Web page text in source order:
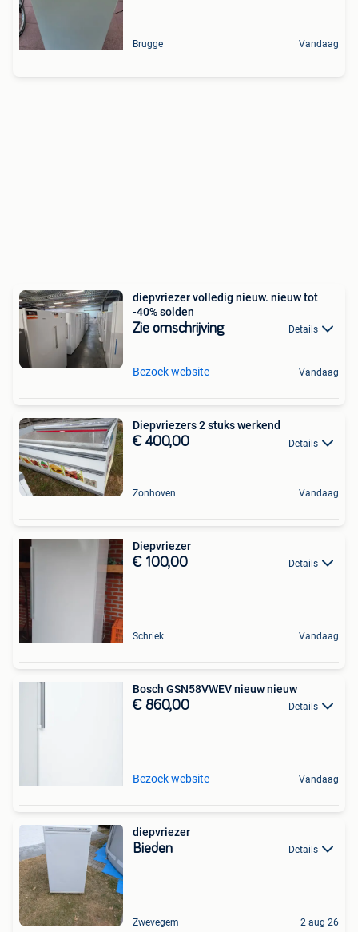
Brugge Vandaag
diepvriezer volledig nieuw. nieuw tot
-40% solden
Zie omschrijving Details
Bezoek website Vandaag
Diepvriezers 2 stuks werkend
€ 400,00 Details
Zonhoven Vandaag
Diepvriezer
€ 100,00 Details
Schriek Vandaag
Bosch GSN58VWEV nieuw nieuw
€ 860,00 Details
Bezoek website Vandaag
diepvriezer
Bieden Details
Zwevegem 2 aug 26